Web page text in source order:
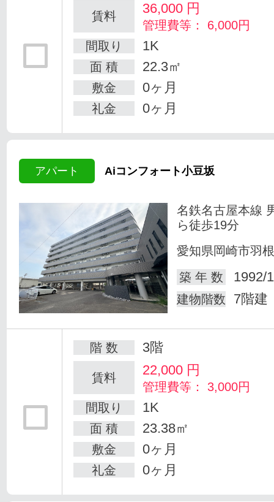
賃料 36,000 円
管理費等： 6,000円
間取り
1K
面 積 22.3㎡
敷金 0ヶ月
礼金 0ヶ月
アパート Aiコンフォート小豆坂
名鉄名古屋本線
ら徒歩19分
愛知県岡崎市羽
築 年 数
1992/
建物階数 7階建
階 数 3階
賃料 22,000 円
管理費等： 3,000円
間取り
1K
面 積 23.38㎡
敷金 0ヶ月
礼金 0ヶ月